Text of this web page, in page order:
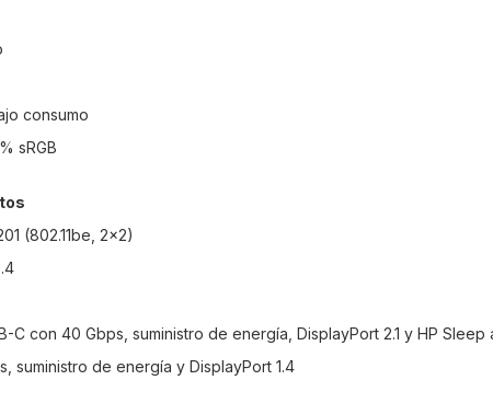
consumo
sRGB
(802.11be, 2x2)
C con 40 Gbps, suministro de energía, DisplayPort 2.1 y HP Sleep
suministro de energía y DisplayPort 1.4